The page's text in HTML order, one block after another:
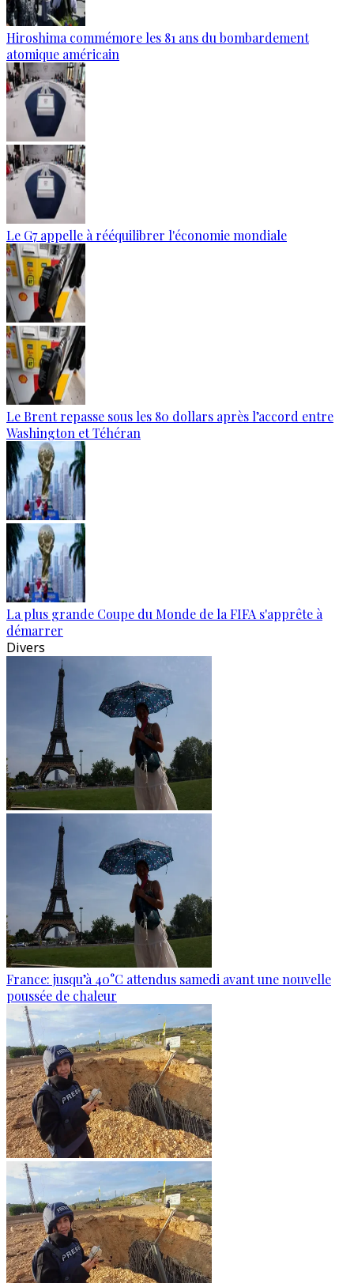
Hiroshima commémore les 81 ans du bombardement
atomique américain
Le G7 appelle à rééquilibrer l'économie mondiale
Le Brent repasse sous les 80 dollars après l’accord entre
Washington et Téhéran
La plus grande Coupe du Monde de la FIFA s'apprête à
démarrer
Divers
France: jusqu’à 40°C attendus samedi avant une nouvelle
poussée de chaleur